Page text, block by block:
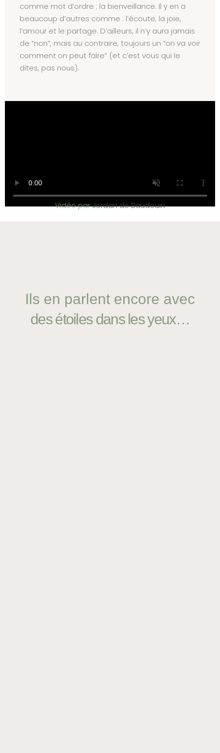
comme mot d’ordre : la bienveillance. Il y en a
beaucoup d’autres comme : l’écoute, la joie,
l’amour et le partage. D’ailleurs, il n’y aura jamais
de “non”, mais au contraire, toujours un “on va voir
comment on peut faire” (et c’est vous qui le
dites, pas nous).
Vidéo parJordan de Baudouin
Ils en parlent encore avec
des étoiles dans les yeux…